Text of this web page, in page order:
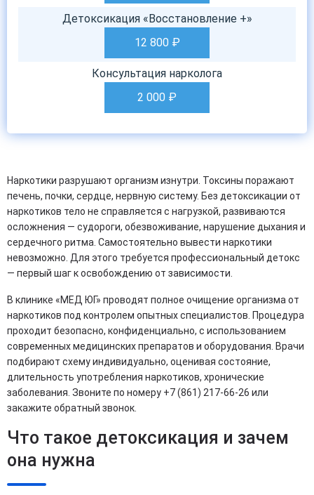
Детоксикация «Восстановление +»
12 800₽
Консультация нарколога
2 000 ₽
Наркотики разрушают организм изнутри. Токсины поражают
печень, почки, сердце, нервную систему. Без детоксикации от
наркотиков тело не справляется с нагрузкой, развиваются
осложнения — судороги, обезвоживание, нарушение дыхания и
сердечного ритма. Самостоятельно вывести наркотики
невозможно. Для этого требуется профессиональный детокс
— первый шаг к освобождению от зависимости.
В клинике «МЕД ЮГ» проводят полное очищение организма от
наркотиков под контролем опытных специалистов. Процедура
проходит безопасно, конфиденциально, с использованием
современных медицинских препаратов и оборудования. Врачи
подбирают схему индивидуально, оценивая состояние,
длительность употребления наркотиков, хронические
заболевания. Звоните по номеру +7 (861) 217-66-26 или
закажите обратный звонок.
Что такое детоксикация и зачем
она нужна